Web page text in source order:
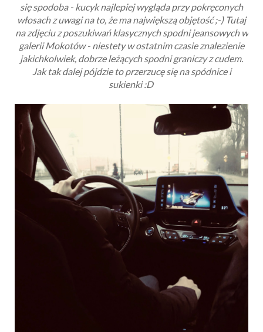
się spodoba - kucyk najlepiej wygląda przy pokręconych
włosach z uwagi na to, że ma największą objętość ;-) Tutaj
na zdjęciu zposzukiwań klasycznych spodni jeansowych w
galerii Mokotów - niestety w ostatnim czasie znalezienie
jakichkolwiek, dobrze leżących spodni graniczy z cudem.
Jak tak dalej pójdzie to przerzucę się na spódnice i
sukienki :D